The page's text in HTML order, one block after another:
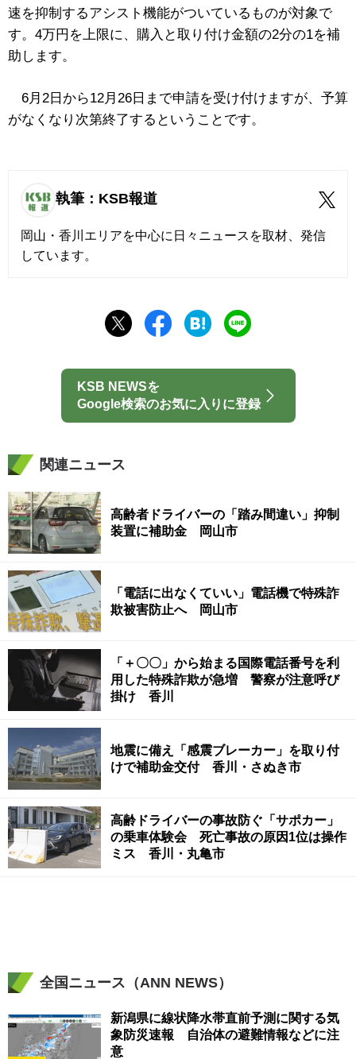
速を抑制するアシスト機能がついているものが対象で
す。4万円を上限に、購入と取り付け金額の2分の1を補
助します。
6月2日から12月26日まで申請を受け付けますが、予算
がなくなり次第終了するということです。
執筆：KSB報道
岡山・香川エリアを中心に日々ニュースを取材、発信
しています。
KSB NEWSを
Google検索のお気に入りに登録
関連ニュース
高齢者ドライバーの「踏み間違い」抑制
装置に補助金 岡山市
「電話に出なくていい」電話機で特殊詐
欺被害防止へ 岡山市
「＋〇〇」から始まる国際電話番号を利
用した特殊詐欺が急増 警察が注意呼び
掛け 香川
地震に備え「感震ブレーカー」を取り付
けで補助金交付 香川・さぬき市
高齢ドライバーの事故防ぐ「サポカー」
の乗車体験会 死亡事故の原因1位は操作
ミス 香川・丸亀市
全国ニュース（ANN NEWS）
新潟県に線状降水帯直前予測に関する気
象防災速報 自治体の避難情報などに注
意